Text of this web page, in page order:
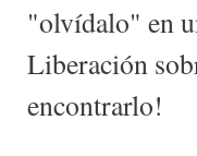
"olvídalo" en
Liberación
encontrarlo!